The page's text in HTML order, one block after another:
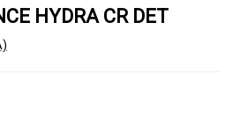
HYDRA CR DET